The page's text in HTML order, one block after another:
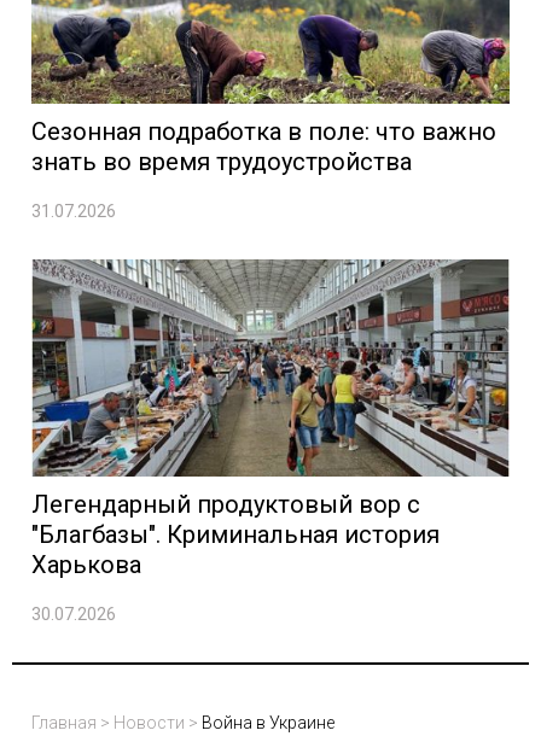
Сезонная подработка в поле: что важно
знать во время трудоустройства
31.07.2026
Легендарный продуктовый вор с
"Благбазы". Криминальная история
Харькова
30.07.2026
Главная > Новости > Война в Украине